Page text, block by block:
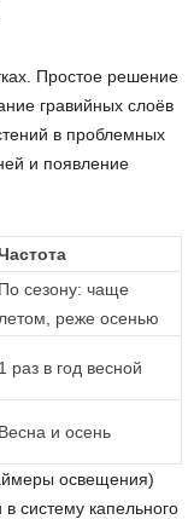
Простое решение
гравийных слоёв
в проблемных
и появление
По сезону: чаще
летом, реже осенью
1 раз в год весной
Весна и осень
освещения)
систему капельного